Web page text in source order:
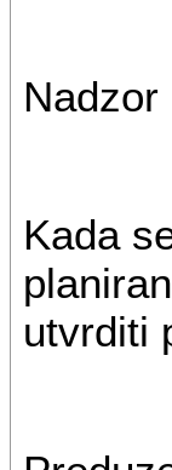
Kada
utvrditi